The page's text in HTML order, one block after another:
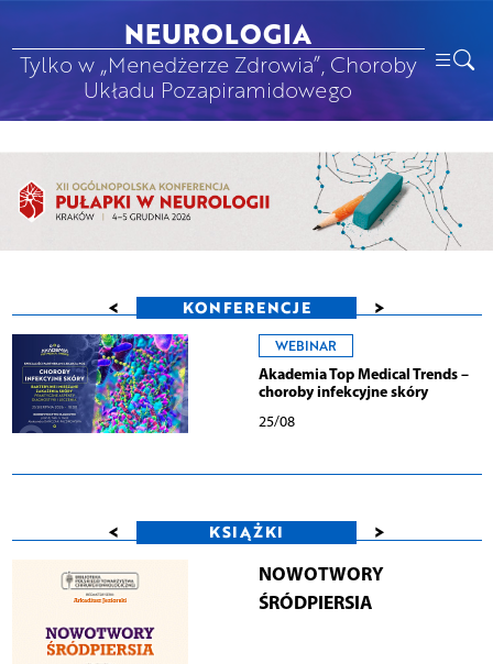
NEUROLOGIA
Tylko w „Menedżerze Zdrowia”, Choroby
Układu Pozapiramidowego
< KONFERENCJE >
WEBINAR
Akademia Top Medical Trends –
choroby infekcyjne skóry
25/08
< KSIĄŻKI >
NOWOTWORY
ŚRÓDPIERSIA